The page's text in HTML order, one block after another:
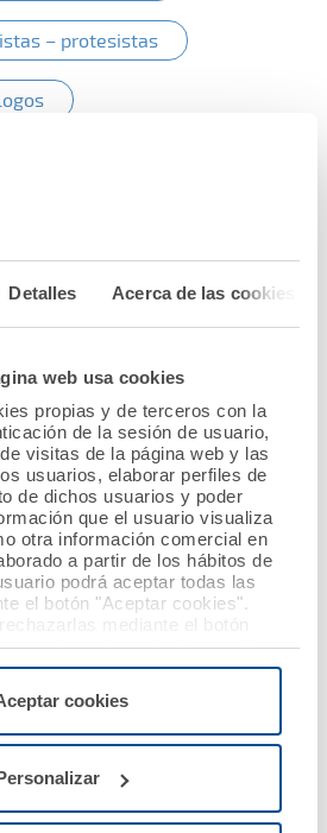
Detalles Acerca de las cookies
web usa cookies
propias y de terceros con la
de la sesión de usuario,
visitas de la página web y las
usuarios, elaborar perfiles de
de dichos usuarios y poder
que el usuario visualiza
otra información comercial en
a partir de los hábitos de
podrá aceptar todas las
el botón "Aceptar cookies".
mediante el botón
se rechazarán todas las cookies
para permitir el acceso a los
el botón “Personalizar".
cookies
– protesistas
ocupacionales
civil profesional
Clínicas veterinarias
sanitarios